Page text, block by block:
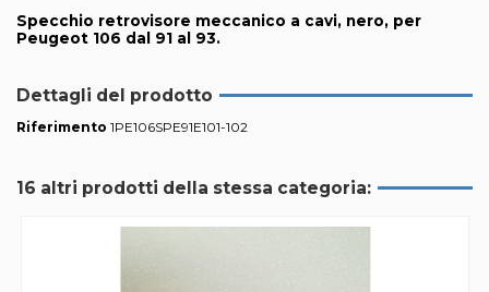
Specchio retrovisore meccanico a cavi, nero, per
Peugeot 106 dal 91 al 93.
Dettagli del prodotto
Riferimento 1PE106SPE91E101-102
16 altri prodotti della stessa categoria: